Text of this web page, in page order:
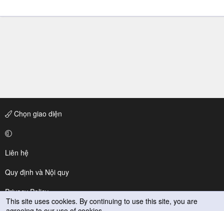
Chọn giao diện
Liên hệ
Quy định và Nội quy
Privacy Policy
This site uses cookies. By continuing to use this site, you are